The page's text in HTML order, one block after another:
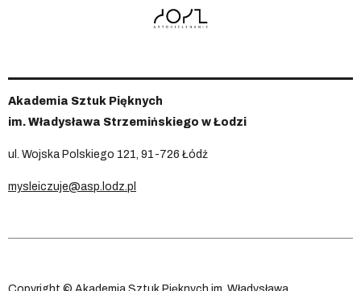
Akademia Sztuk Pięknych
im. Władysława Strzemińskiego w Łodzi
ul. Wojska Polskiego 121, 91-726 Łódź
mysleiczuje@asp.lodz.pl